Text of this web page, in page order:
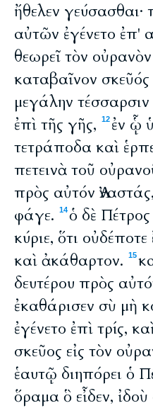
ἤθελεν
αὐτῶν ἐγένετο ἐπ'
θεωρεῖ τὸν
καταβαῖνον
μεγάλην
ἐπὶ τῆς γῆς,
12 ἐν ᾧ
τετράποδα καὶ
πετεινὰ τοῦ
πρὸς αὐτόν
φάγε.
14ὁ δὲ
κύριε, ὅτι
καὶ ἀκάθαρτον.
15
δευτέρου πρὸς
ἐκαθάρισεν σὺ μὴ
ἐγένετο ἐπὶ τρίς,
σκεῦος εἰς τὸν
ἑαυτῷ διηπόρει ὁ
ὅραμα ὃ εἶδεν, ἰδοὺ